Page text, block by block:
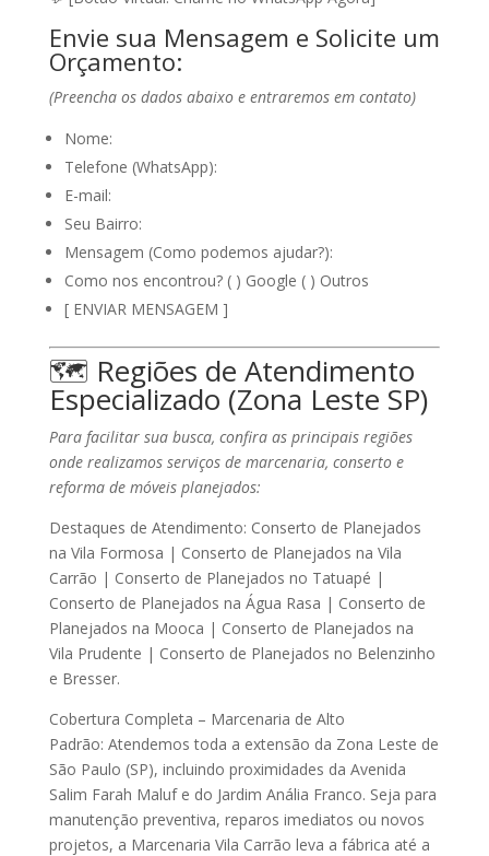
Envie sua Mensagem e Solicite um
Orçamento:
(Preencha os dados abaixo e entraremos em contato)
Nome:
Telefone (WhatsApp):
E-mail:
Seu Bairro:
Mensagem (Como podemos ajudar?):
Como nos encontrou?( ) Google ( ) Outros
[ ENVIAR MENSAGEM ]
🗺️ Regiões de Atendimento
Especializado (Zona Leste SP)
Para facilitar sua busca, confira as principais regiões
onde realizamos serviços de marcenaria, conserto e
reforma de móveis planejados:
Destaques de Atendimento: Conserto de Planejados
na Vila Formosa | Conserto de Planejados na Vila
Carrão | Conserto de Planejados no Tatuapé |
Conserto de Planejados na Água Rasa | Conserto de
Planejados na Mooca | Conserto de Planejados na
Vila Prudente | Conserto de Planejados no Belenzinho
e Bresser.
Cobertura Completa – Marcenaria de Alto
Padrão: Atendemos toda a extensão da Zona Leste de
São Paulo (SP), incluindo proximidades da Avenida
Salim Farah Maluf e do Jardim Anália Franco. Seja para
manutenção preventiva, reparos imediatos ou novos
projetos, a Marcenaria Vila Carrão leva a fábrica até a